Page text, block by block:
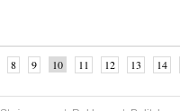
8 9 10 11 12 13 14